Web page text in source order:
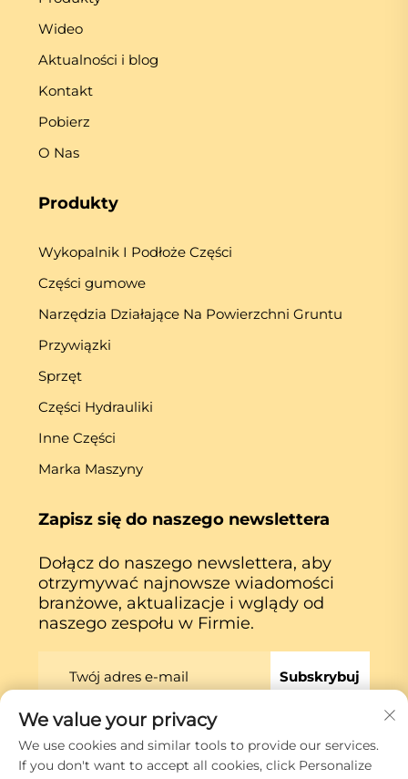
Wideo
Aktualności i blog
Kontakt
Pobierz
O Nas
Produkty
Wykopalnik I Podłoże Części
Części gumowe
Narzędzia Działające Na Powierzchni Gruntu
Przywiązki
Sprzęt
Części Hydrauliki
Inne Części
Marka Maszyny
Zapisz się do naszego newslettera
Dołącz do naszego newslettera, aby
otrzymywać najnowsze wiadomości
branżowe, aktualizacje i wglądy od
naszego zespołu w Firmie.
Subskrybuj
Prawa autorskie © Xiamen Globe Machine Co.,ltd.
Polityka prywatności
We value your privacy
We use cookies and similar tools to provide our services.
If you don't want to accept all cookies, click Personalize